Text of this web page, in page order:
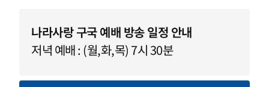
나라사랑 구국 예배 방송 일정 안내
저녁 예배 : (월,화,목) 7시 30분